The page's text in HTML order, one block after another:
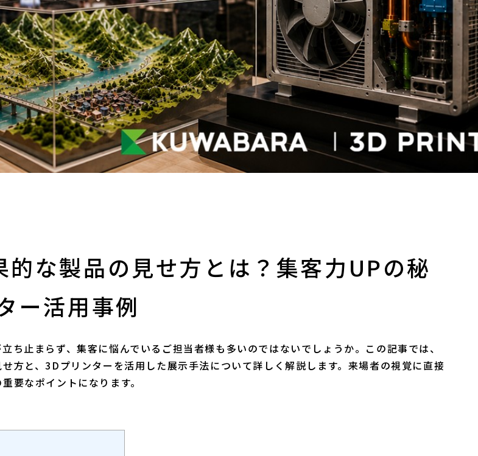
的な製品の見せ方とは？集客力UPの秘
ー活用事例
ち止まらず、集客に悩んでいるご担当者様も多いのではないでしょうか。この記事では、
方と、3Dプリンターを活用した展示手法について詳しく解説します。来場者の視覚に直接
要なポイントになります。